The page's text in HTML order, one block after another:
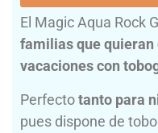
El Magic Aqua Rock
familias que
vacaciones con
Perfectotanto para
pues dispone de